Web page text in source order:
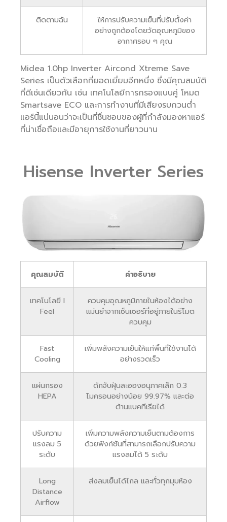
ติดตามฉัน
ให้การปรับความเย็นที่ปรับตั้งค่า
อย่างถูกต้องโดยวัดอุณหภูมิของ
อากาศรอบ ๆ คุณ
Midea 1.0hp Inverter Aircond Xtreme Save
Series เป็นตัวเลือกที่ยอดเยี่ยมอีกหนึ่ง ซึ่งมีคุณสมบัติ
ที่ดีเช่นเดียวกัน เช่น เทคโนโลยีการกรองแบบคู่ โหมด
Smartsave ECO และการทำงานที่มีเสียงรบกวนต่ำ
แอร์นี้แน่นอนว่าจะเป็นที่ชื่นชอบของผู้ที่กำลังมองหาแอร์
ที่น่าเชื่อถือและมีอายุการใช้งานที่ยาวนาน
Hisense Inverter Series
คุณสมบัติ คำอธิบาย
เทคโนโลยี I
Feel
ควบคุมอุณหภูมิภายในห้องได้อย่าง
แม่นยำจากเซ็นเซอร์ที่อยู่ภายในรีโมต
ควบคุม
Fast
Cooling
เพิ่มพลังความเย็นให้แก่พื้นที่ใช้งานได้
อย่างรวดเร็ว
แผ่นกรอง
HEPA
ดักจับฝุ่นละอองอนุภาคเล็ก 0.3
ไมครอนอย่างน้อย 99.97% และต่อ
ต้านแบคทีเรียได้
ปรับความ
แรงลม 5
ระดับ
เพิ่มความพลังความเย็นตามต้องการ
ด้วยฟังก์ชันที่สามารถเลือกปรับความ
แรงลมได้ 5 ระดับ
Long
Distance
Airflow
ส่งลมเย็นได้ไกล และทั่วทุกมุมห้อง